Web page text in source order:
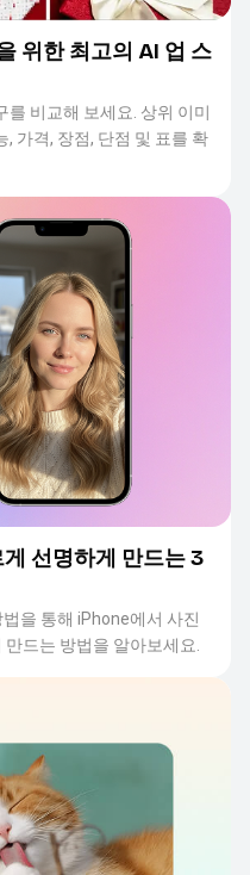
위한 최고의 AI 업 스
를 비교해 보세요. 상위 이미
가격, 장점, 단점 및 표를 확
선명하게 만드는 3
을 통해 iPhone에서 사진
드는 방법을 알아보세요.